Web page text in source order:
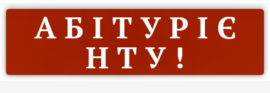
А Б І Т У Р І Є
Н Т У !